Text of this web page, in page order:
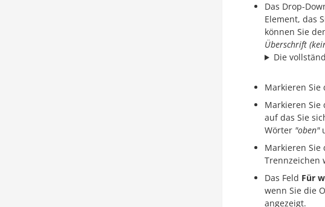
Das Drop-
Element, das
können Sie
Überschrift
Die
Markieren Sie
Markieren Sie
auf das Sie
Wörter "oben"
Markieren Sie
Trennzeichen
Das Feld Für
wenn Sie die
angezeigt.